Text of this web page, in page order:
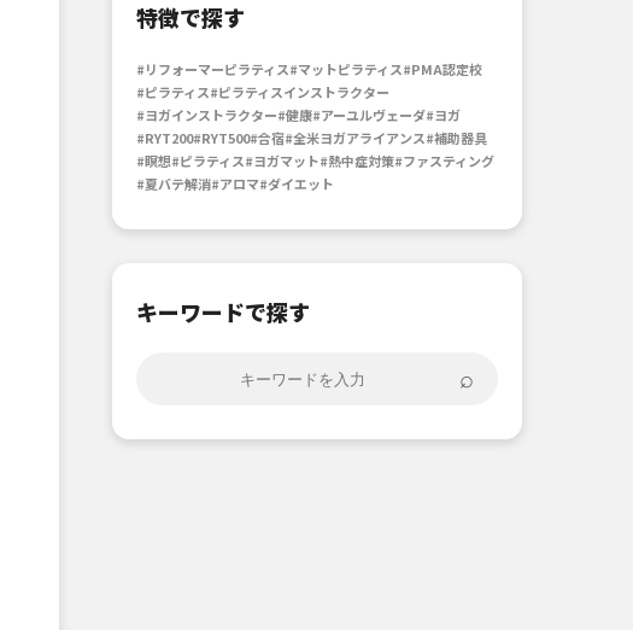
特徴で探す
#リフォーマーピラティス#マットピラティス#PMA認定校
#ピラティス#ピラティスインストラクター
#ヨガインストラクター#健康#アーユルヴェーダ#ヨガ
#RYT200#RYT500#合宿#全米ヨガアライアンス#補助器具
#瞑想#ピラティス#ヨガマット#熱中症対策#ファスティング
#夏バテ解消#アロマ#ダイエット
キーワードで探す
⌕